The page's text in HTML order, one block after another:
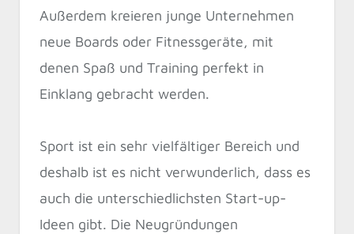
Außerdem kreieren junge Unternehmen
neue Boards oder Fitnessgeräte, mit
denen Spaß und Training perfekt in
Einklang gebracht werden.
Sport ist ein sehr vielfältiger Bereich und
deshalb ist es nicht verwunderlich, dass es
auch die unterschiedlichsten Start-up-
Ideen gibt. Die Neugründungen